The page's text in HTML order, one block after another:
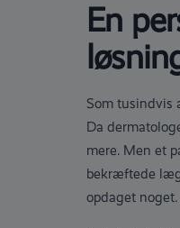
En
Som tusindvis
Da
mere. Men et
bekræftede
opdaget noget.